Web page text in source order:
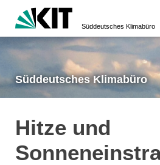
Süddeutsches Klimabüro
Süddeutsches Klimabüro
Hitze und